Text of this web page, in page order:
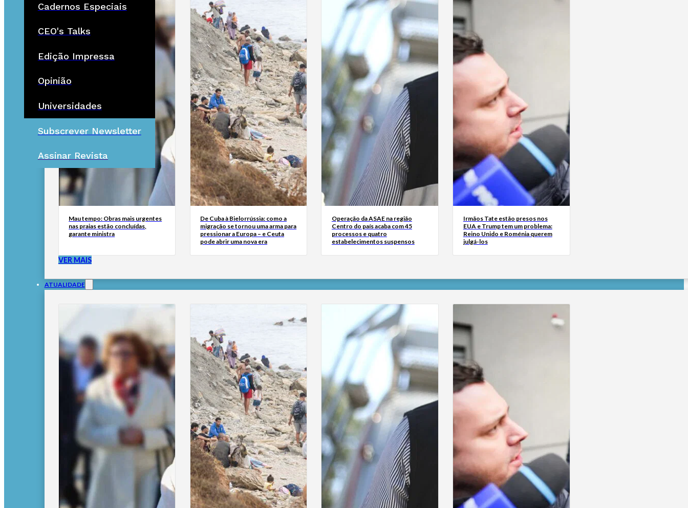
Cadernos Especiais
CEO's Talks
Edição Impressa
Opinião
Universidades
Subscrever Newsletter
Assinar Revista
Mau tempo: Obras mais urgentes
nas praias estão concluídas,
garante ministra
De Cuba à Bielorrússia: como a
migração se tornou uma arma para
pressionar a Europa – e Ceuta
pode abrir uma nova era
Operação da ASAE na região
Centro do país acaba com 45
processos e quatro
estabelecimentos suspensos
Irmãos Tate estão presos nos
EUA e Trump tem um problema:
Reino Unido e Roménia querem
julgá-los
VER MAIS
ATUALIDADE